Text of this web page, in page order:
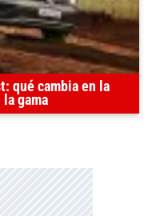
qué cambia en la
gama